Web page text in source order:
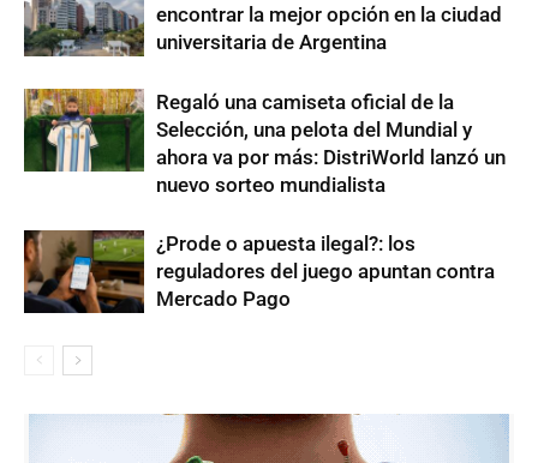
encontrar la mejor opción en la ciudad
universitaria de Argentina
Regaló una camiseta oficial de la
Selección, una pelota del Mundial y
ahora va por más: DistriWorld lanzó un
nuevo sorteo mundialista
¿Prode o apuesta ilegal?: los
reguladores del juego apuntan contra
Mercado Pago